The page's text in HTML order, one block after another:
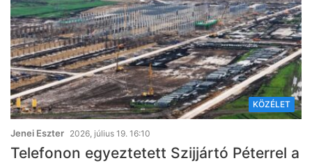
KÖZÉLET
Jenei Eszter 2026, július 19. 16:10
Telefonon egyeztetett Szijjártó Péterrel a